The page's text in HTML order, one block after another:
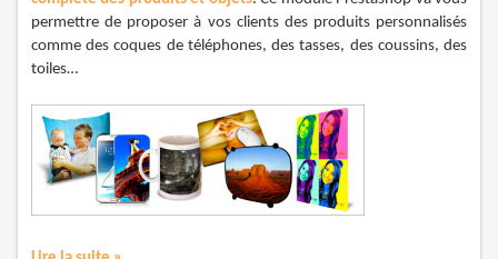
permettre de proposer à vos clients des produits personnalisés
comme des coques de téléphones, des tasses, des coussins, des
toiles…